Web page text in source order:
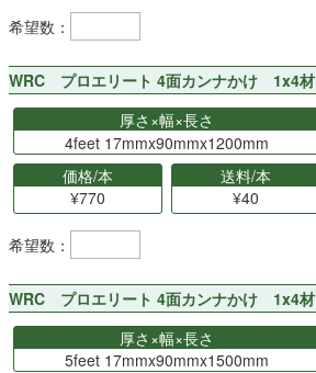
希望数：
WRC プロエリート 4面カンナかけ 1x4材
厚さ×幅×長さ
4feet 17mmx90mmx1200mm
価格/本
¥770
送料/本
¥40
希望数：
WRC プロエリート 4面カンナかけ 1x4材
厚さ×幅×長さ
5feet 17mmx90mmx1500mm